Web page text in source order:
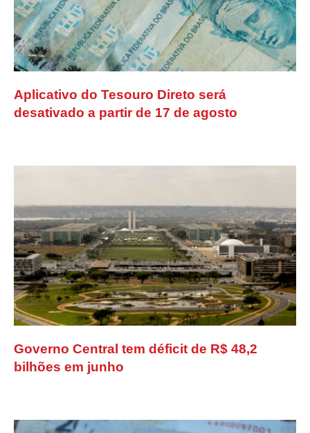
Aplicativo do Tesouro Direto será
desativado a partir de 17 de agosto
Governo Central tem déficit de R$ 48,2
bilhões em junho